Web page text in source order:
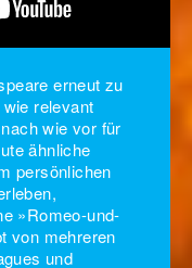
erneut zu
relevant
wie vor für
ähnliche
persönlichen
»Romeo-und-
von mehreren
und